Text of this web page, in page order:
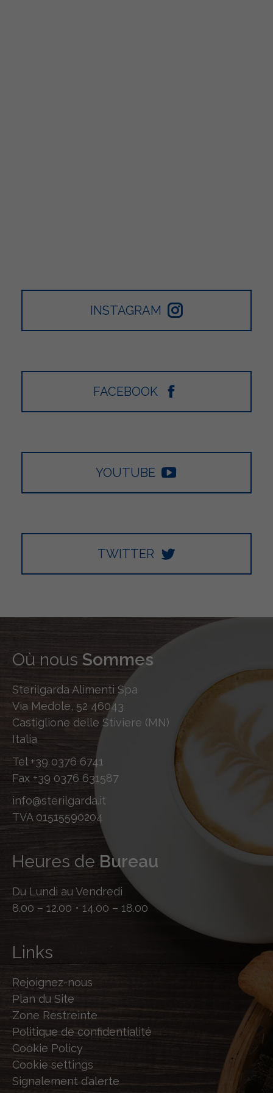
INSTAGRAM
FACEBOOK
YOUTUBE
TWITTER
Où nous Sommes
Sterilgarda Alimenti Spa
Via Medole, 52 46043
Castiglione delle Stiviere (MN)
Italia
Tel +39 0376 6741
Fax +39 0376 631587
info@sterilgarda.it
TVA 01515590204
Heures de Bureau
Du Lundi au Vendredi
8.00 – 12.00 • 14.00 – 18.00
Links
Rejoignez-nous
Plan du Site
Zone Restreinte
Politique de confidentialité
Cookie Policy
Cookie settings
Signalement d’alerte